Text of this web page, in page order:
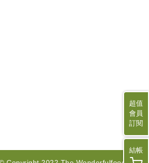
結帳
超值
會員
訂閱